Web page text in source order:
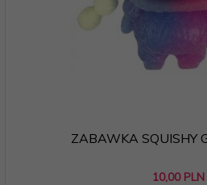
ZABAWKA SQUISHY
10,00 PLN